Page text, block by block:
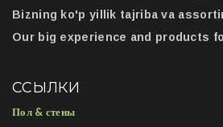
Bizning ko'p yillik tajriba va
Our big experience and products
ССЫЛКИ
Пол & стены